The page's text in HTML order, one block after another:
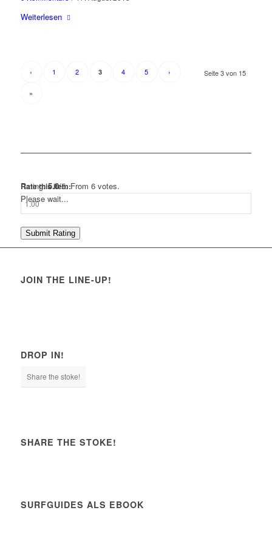
Weiterlesen
Seite 3 von 15
‹ 1 2 3 4 5 ›
»
Rate this item:
Submit Rating
Rating:5.0/5. From 6 votes.
Please wait...
JOIN THE LINE-UP!
DROP IN!
Share the stoke!
SHARE THE STOKE!
SURFGUIDES ALS EBOOK